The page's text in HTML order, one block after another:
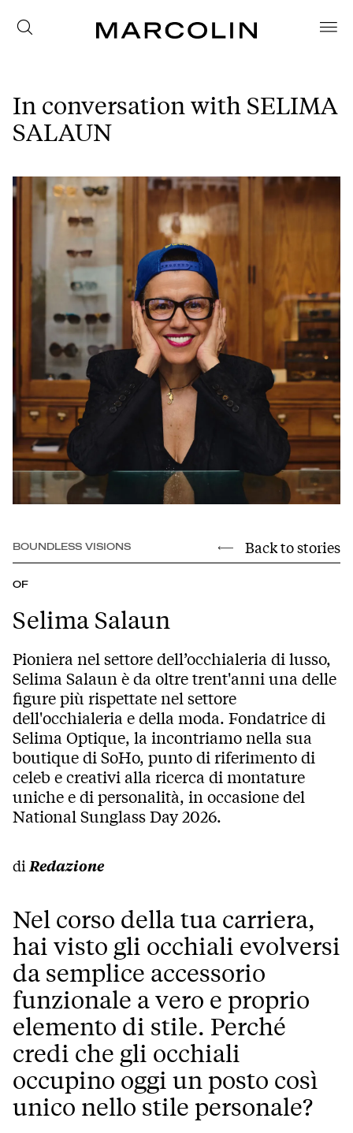
In conversation with SELIMA
SALAUN
BOUNDLESS VISIONS Back to stories
OF
Selima Salaun
Pioniera nel settore dell’occhialeria di lusso,
Selima Salaun è da oltre trent'anni una delle
figure più rispettate nel settore
dell'occhialeria e della moda. Fondatrice di
Selima Optique, la incontriamo nella sua
boutique di SoHo, punto di riferimento di
celeb e creativi alla ricerca di montature
uniche e di personalità, in occasione del
National Sunglass Day 2026.
di Redazione
Nel corso della tua carriera,
hai visto gli occhiali evolversi
da semplice accessorio
funzionale a vero e proprio
elemento di stile. Perché
credi che gli occhiali
occupino oggi un posto così
unico nello stile personale?